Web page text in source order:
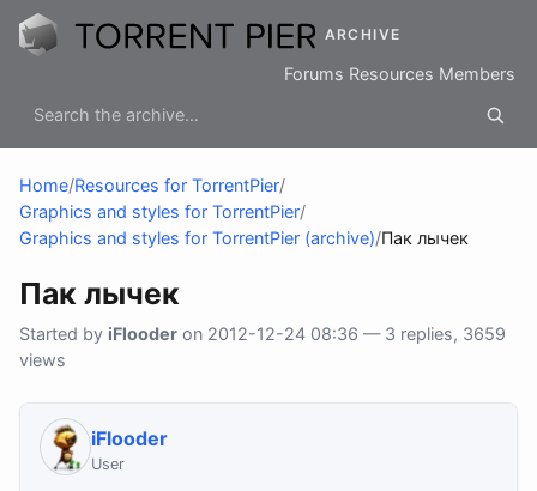
ARCHIVE
Forums Resources Members
Home/Resources for TorrentPier/
Graphics and styles for TorrentPier/
Graphics and styles for TorrentPier (archive)/Пак лычек
Пак лычек
Started by iFlooder on 2012-12-24 08:36 — 3 replies, 3659
views
iFlooder
User